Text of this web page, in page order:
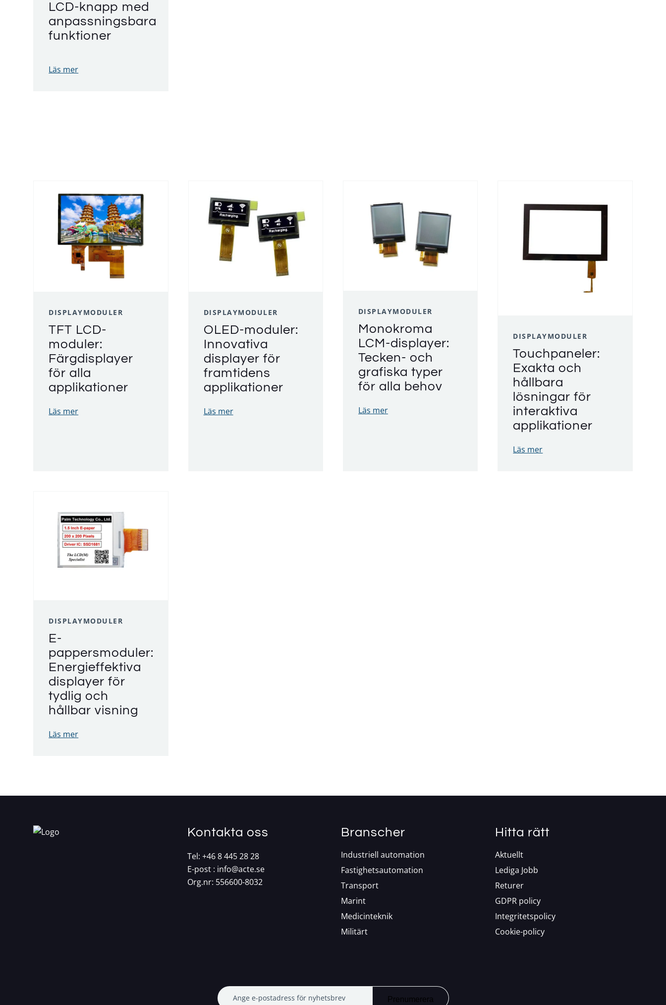
LCD-knapp med
anpassningsbara
funktioner
Läs mer
DISPLAYMODULER
TFT LCD-
moduler:
Färgdisplayer
för alla
applikationer
Läs mer
DISPLAYMODULER
OLED-moduler:
Innovativa
displayer för
framtidens
applikationer
Läs mer
DISPLAYMODULER
Monokroma
LCM-displayer:
Tecken- och
grafiska typer
för alla behov
Läs mer
DISPLAYMODULER
Touchpaneler:
Exakta och
hållbara
lösningar för
interaktiva
applikationer
Läs mer
DISPLAYMODULER
E-
pappersmoduler:
Energieffektiva
displayer för
tydlig och
hållbar visning
Läs mer
Kontakta oss
Tel: +46 8 445 28 28
E-post : info@acte.se
Org.nr: 556600-8032
Branscher
Industriell automation
Fastighetsautomation
Transport
Marint
Medicinteknik
Militärt
Hitta rätt
Aktuellt
Lediga Jobb
Returer
GDPR policy
Integritetspolicy
Cookie-policy
Ange e-postadress för nyhetsbrev